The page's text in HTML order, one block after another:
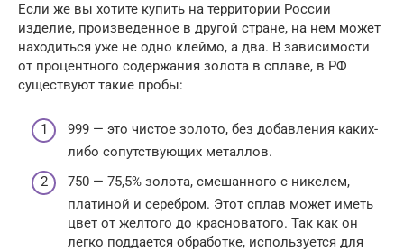
Если же вы хотите купить на территории России
изделие, произведенное в другой стране, на нем может
находиться уже не одно клеймо, а два. В зависимости
от процентного содержания золота в сплаве, в РФ
существуют такие пробы:
999 — это чистое золото, без добавления каких-
либо сопутствующих металлов.
750 — 75,5% золота, смешанного с никелем,
платиной и серебром. Этот сплав может иметь
цвет от желтого до красноватого. Так как он
легко поддается обработке, используется для